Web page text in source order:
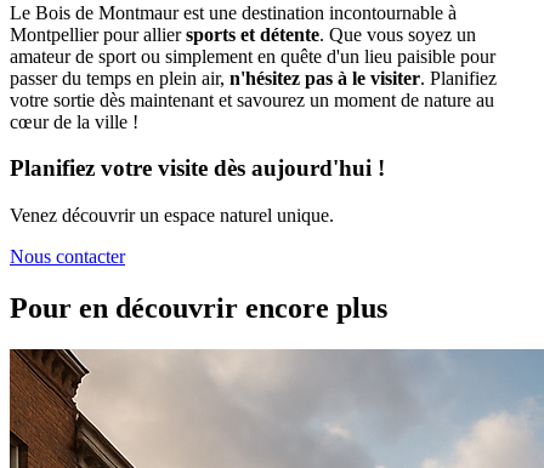
Le Bois de Montmaur est une destination incontournable à
Montpellier pour alliersports et détente. Que vous soyez un
amateur de sport ou simplement en quête d'un lieu paisible pour
passer du temps en plein air, n'hésitez pas à le visiter. Planifiez
votre sortie dès maintenant et savourez un moment de nature au
cœur de la ville !
Planifiez votre visite dès aujourd'hui !
Venez découvrir un espace naturel unique.
Nous contacter
Pour en découvrir encore plus